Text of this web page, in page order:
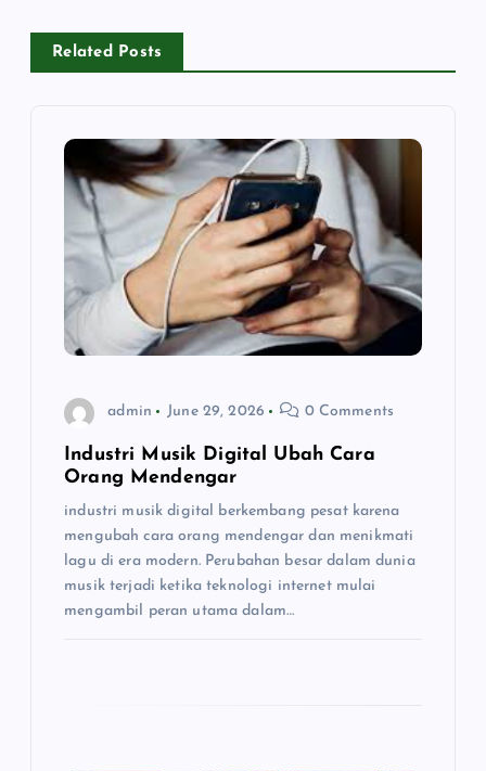
a
v
Related Posts
admin June 29, 2026 0 Comments
Industri Musik Digital Ubah Cara
Orang Mendengar
industri musik digital berkembang pesat karena
mengubah cara orang mendengar dan menikmati
lagu di era modern. Perubahan besar dalam dunia
musik terjadi ketika teknologi internet mulai
mengambil peran utama dalam…